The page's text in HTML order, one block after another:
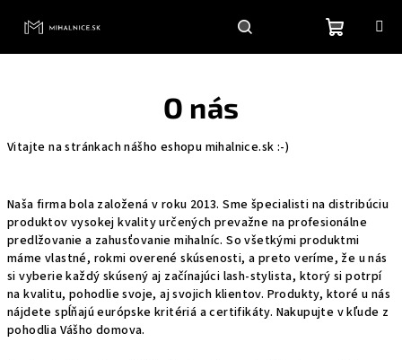
HľadaťPrihlásenie
O nás
Vitajte na stránkach nášho eshopu mihalnice.sk :-)
Naša firma bola založená v roku 2013. Sme špecialisti na distribúciu
produktov vysokej kvality určených prevažne na profesionálne
predlžovanie a zahusťovanie mihalníc. So všetkými produktmi
máme vlastné, rokmi overené skúsenosti, a preto veríme, že u nás
si vyberie každý skúsený aj začínajúci lash-stylista, ktorý si potrpí
na kvalitu, pohodlie svoje, aj svojich klientov. Produkty, ktoré u nás
nájdete spĺňajú európske kritériá a certifikáty. Nakupujte v kľude z
pohodlia Vášho domova.